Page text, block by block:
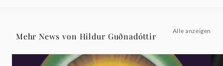
Mehr News von Hildur Guðnadóttir
Alle anzeigen